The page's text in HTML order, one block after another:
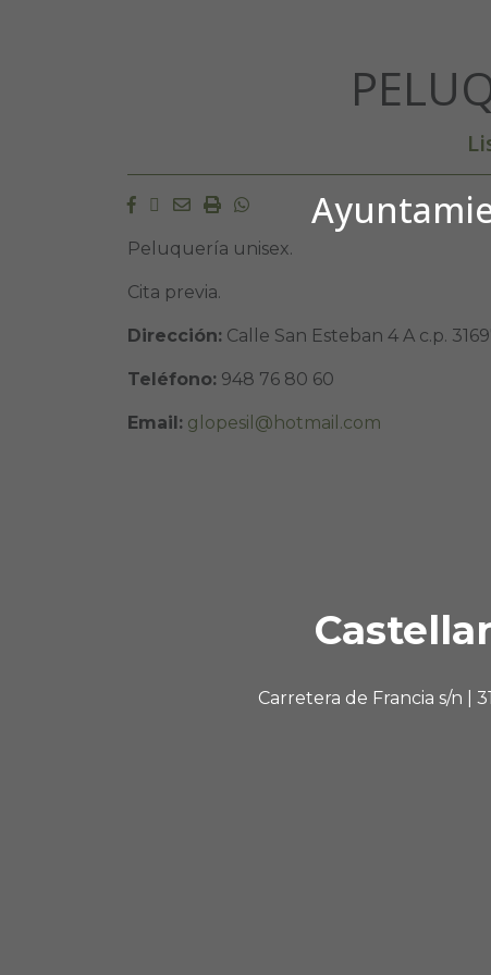
Carretera de Francia s/n |
Facebook
Twitter
EmailImprimir
Whatsapp
Peluquería unisex.
Cita previa.
Dirección: Calle San Esteban 4 A c.p.
Teléfono: 948 76 80 60
Email: glopesil@hotmail.com